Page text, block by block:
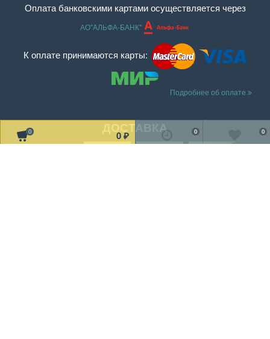
0 0 ₽
0
0
Оплата банковскими картами осуществляется через
АО"АЛЬФА-БАНК"
К оплате принимаются карты:
Подробнее об оплате
ДОСТАВКА